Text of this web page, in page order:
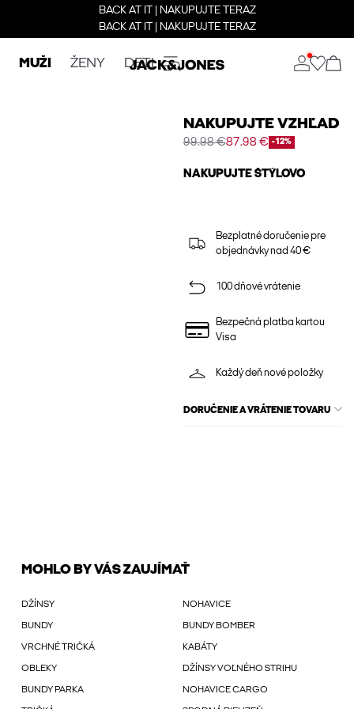
BACK AT IT | NAKUPUJTE TERAZ
BACK AT IT | NAKUPUJTE TERAZ
MUŽI ŽENY DETI
NAKUPUJTE VZHĽAD
99.98 €87.98 € -12%
NAKUPUJTE ŠTÝLOVO
Bezplatné doručenie pre
objednávky nad 40 €
100 dňové vrátenie
Bezpečná platba kartou
Visa
Každý deň nové položky
DORUČENIE A VRÁTENIE TOVARU
MOHLO BY VÁS ZAUJÍMAŤ
DŽÍNSY NOHAVICE
BUNDY BUNDY BOMBER
VRCHNÉ TRIČKÁ KABÁTY
OBLEKY DŽÍNSY VOĽNÉHO STRIHU
BUNDY PARKA NOHAVICE CARGO